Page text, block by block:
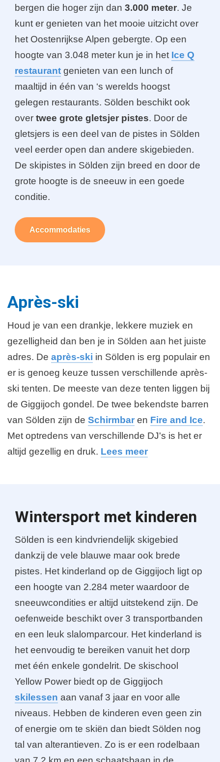
bergen die hoger zijn dan 3.000 meter. Je
kunt er genieten van het mooie uitzicht over
het Oostenrijkse Alpen gebergte. Op een
hoogte van 3.048 meter kun je in het Ice Q
restaurant genieten van een lunch of
maaltijd in één van ‘s werelds hoogst
gelegen restaurants. Sölden beschikt ook
over twee grote gletsjer pistes. Door de
gletsjers is een deel van de pistes in Sölden
veel eerder open dan andere skigebieden.
De skipistes in Sölden zijn breed en door de
grote hoogte is de sneeuw in een goede
conditie.
Accommodaties
Après-ski
Houd je van een drankje, lekkere muziek en
gezelligheid dan ben je in Sölden aan het juiste
adres. De après-ski in Sölden is erg populair en
er is genoeg keuze tussen verschillende après-
ski tenten. De meeste van deze tenten liggen bij
de Giggijoch gondel. De twee bekendste barren
van Sölden zijn de Schirmbar en Fire and Ice.
Met optredens van verschillende DJ's is het er
altijd gezellig en druk. Lees meer
Wintersport met kinderen
Sölden is een kindvriendelijk skigebied
dankzij de vele blauwe maar ook brede
pistes. Het kinderland op de Giggijoch ligt op
een hoogte van 2.284 meter waardoor de
sneeuwcondities er altijd uitstekend zijn. De
oefenweide beschikt over 3 transportbanden
en een leuk slalomparcour. Het kinderland is
het eenvoudig te bereiken vanuit het dorp
met één enkele gondelrit. De skischool
Yellow Power biedt op de Giggijoch
skilessen aan vanaf 3 jaar en voor alle
niveaus. Hebben de kinderen even geen zin
of energie om te skiën dan biedt Sölden nog
tal van alterantieven. Zo is er een rodelbaan